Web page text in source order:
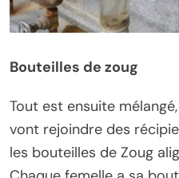
Bouteilles de zoug
Tout est ensuite
vont rejoindre des
les bouteilles de Zoug